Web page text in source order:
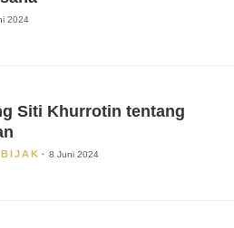
2024
Siti Khurrotin tentang
8 Juni 2024